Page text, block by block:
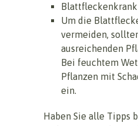
Um die
vermeiden,
ausreichenden
Bei feuchtem
Pflanzen mit
ein.
Haben Sie alle Tipps